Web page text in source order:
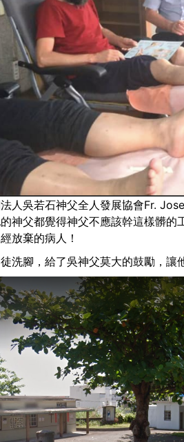
人吳若石神父全人發展協會Fr.
神父都覺得神父不應該幹這樣髒
放棄的病人！
洗腳，給了吳神父莫大的鼓勵，讓